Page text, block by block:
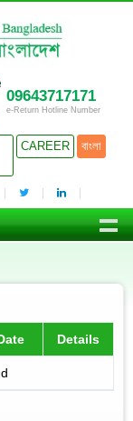
09643717171
e-Return Hotline Number
CAREER বাংলা
Details